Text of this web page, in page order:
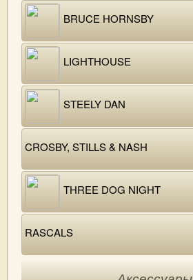
BRUCE HORNSBY
LIGHTHOUSE
STEELY DAN
CROSBY, STILLS & NASH
THREE DOG NIGHT
RASCALS